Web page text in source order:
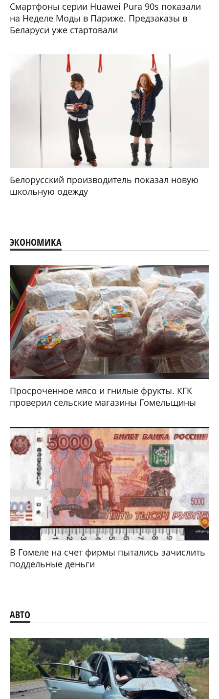
Смартфоны серии Huawei Pura 90s показали
на Неделе Моды в Париже. Предзаказы в
Беларуси уже стартовали
Белорусский производитель показал новую
школьную одежду
ЭКОНОМИКА
Просроченное мясо и гнилые фрукты. КГК
проверил сельские магазины Гомельщины
В Гомеле на счет фирмы пытались зачислить
поддельные деньги
АВТО